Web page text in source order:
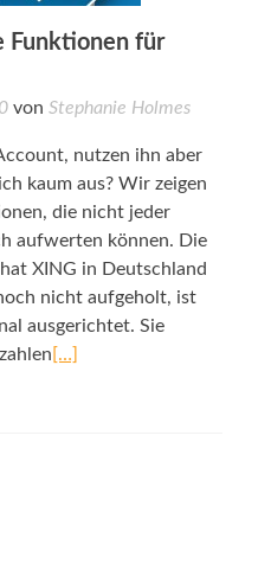
Funktionen für
von Stephanie Holmes
nutzen ihn aber
kaum aus? Wir zeigen
die nicht jeder
aufwerten können. Die
XING in Deutschland
nicht aufgeholt, ist
ausgerichtet. Sie
[…]